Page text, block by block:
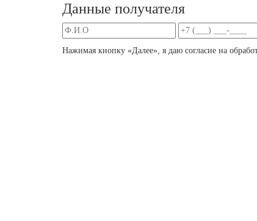
Данные получателя
Нажимая кнопку «Далее», я даю согласие на